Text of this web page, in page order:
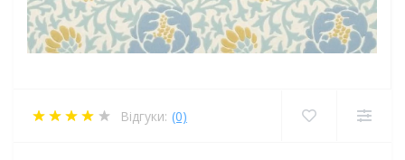
Відгуки: (0)